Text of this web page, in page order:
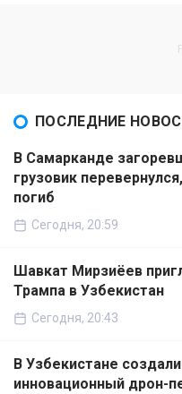
ПОСЛЕДНИЕ
В Самарканде
грузовик
погиб
Сегодня, 20:59
Шавкат Мирзиёев
Трампа в Узбекистан
Сегодня, 20:43
В Узбекистане создали
инновационный дрон-